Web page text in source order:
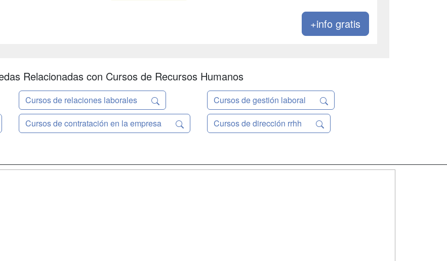
+info gratis
Relacionadas con Cursos de Recursos Humanos
Cursos de relaciones laborales
Cursos de gestión laboral
Cursos de contratación en la empresa
Cursos de dirección rrhh